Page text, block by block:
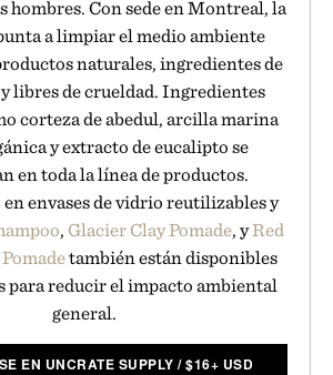
hombres. Con sede en Montreal, la
a limpiar el medio ambiente
naturales, ingredientes de
libres de crueldad. Ingredientes
corteza de abedul, arcilla marina
y extracto de eucalipto se
en toda la línea de productos.
envases de vidrio reutilizables y
, Glacier Clay Pomade, yRed
también están disponibles
para reducir el impacto ambiental
general.
EN UNCRATE SUPPLY /$16+ USD